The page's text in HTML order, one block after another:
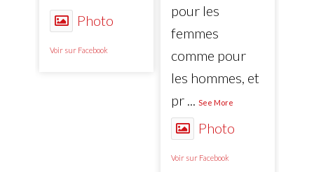
Photo
Voir sur Facebook
pour les
femmes
comme pour
les hommes, et
pr
See More
Photo
Voir sur Facebook